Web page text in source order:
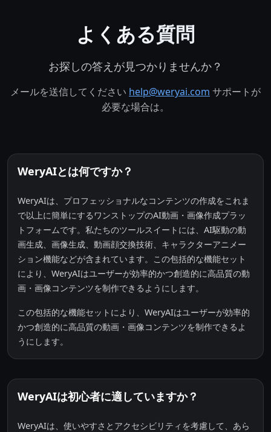
よくある質問
お探しの答えが見つかりませんか？
メールを送信してください help@weryai.com サポートが
必要な場合は。
WeryAIとは何ですか？
WeryAIは、プロフェッショナルなコンテンツの作成をこれま
で以上に簡単にするワンストップのAI動画・画像作成プラッ
トフォームです。私たちのツールスイートには、AI駆動の動
画生成、画像生成、動画顔交換技術、キャラクターアニメー
ション機能などが含まれています。この包括的な機能セット
により、WeryAIはユーザーが効率的かつ創造的に高品質の動
画・画像コンテンツを制作できるようにします。
この包括的な機能セットにより、WeryAIはユーザーが効率的
かつ創造的に高品質の動画・画像コンテンツを制作できるよ
うにします。
WeryAIは初心者に適していますか？
WeryAIは、使いやすさとアクセシビリティを考慮して、あら